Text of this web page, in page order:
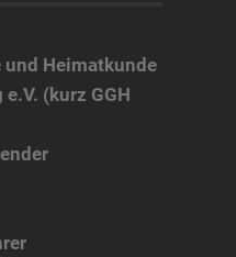
Heimatkunde
(kurz GGH